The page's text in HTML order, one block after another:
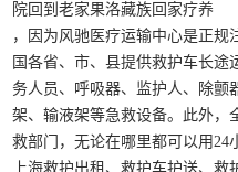
院回到老家果洛藏族回家疗养
，因为风驰医疗运输中心是正规
国各省、市、县提供救护车长途
务人员、呼吸器、监护人、除颤
架、输液架等急救设备。此外，
救部门，无论在哪里都可以用24
上海救护出租、救护车护送、